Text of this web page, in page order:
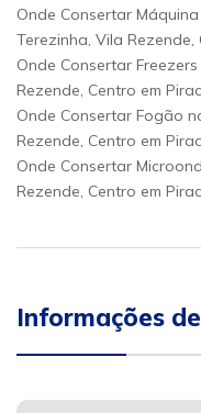
Onde Consertar
Terezinha, Vila
Onde Consertar
Rezende, Centro em
Onde Consertar Fogão
Rezende, Centro em
Onde Consertar
Rezende, Centro em
Informações